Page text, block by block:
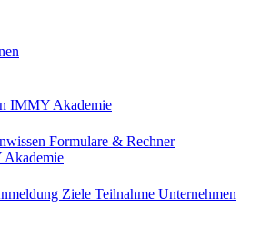
IMMY Akademie
Formulare & Rechner
Ziele Teilnahme Unternehmen